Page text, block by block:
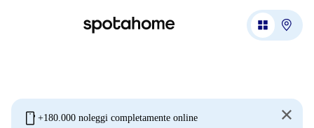
mobile +180.000 noleggi completamente online